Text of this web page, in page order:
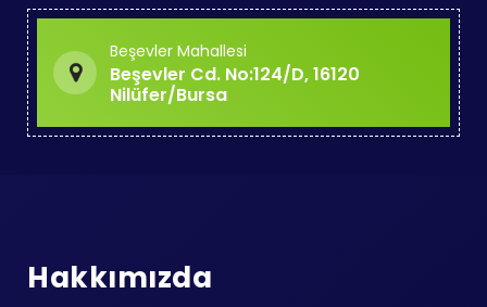
Beşevler Mahallesi
Beşevler Cd. No:124/D, 16120
Nilüfer/Bursa
Hakkımızda